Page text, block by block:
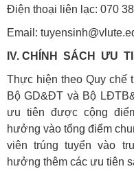
Điện thoại liên lạc: 070
Email:
IV. CHÍNH SÁCH ƯU
Thực hiện theo Quy chế
Bộ GD&ĐT và Bộ
ưu tiên được cộng
hưởng vào tổng điểm
viên trúng tuyển vào
hưởng thêm các ưu tiên